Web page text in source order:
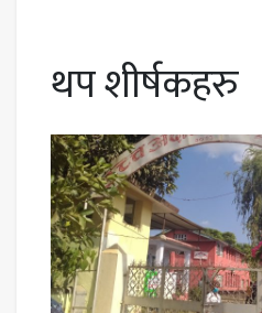
थप शीर्षकहरु